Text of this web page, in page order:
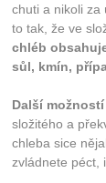
chuti a nikoli za
to tak, že ve
chléb
sůl, kmín,
Další
složitého a
chleba sice
zvládnete péct,